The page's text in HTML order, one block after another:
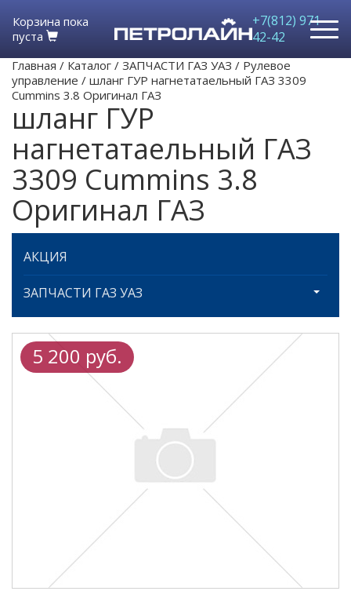
Корзина пока
пуста
+7(812) 971-
42-42
Главная / Каталог / ЗАПЧАСТИ ГАЗ УАЗ / Рулевое
управление / шланг ГУР нагнетатаельный ГАЗ 3309
Cummins 3.8 Оригинал ГАЗ
шланг ГУР
нагнетатаельный ГАЗ
3309 Cummins 3.8
Оригинал ГАЗ
АКЦИЯ
ЗАПЧАСТИ ГАЗ УАЗ
5 200 руб.